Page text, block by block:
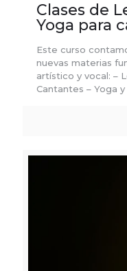
Clases de
Yoga para
Este curso
nuevas materias
artístico y vocal: –
Cantantes – Yoga